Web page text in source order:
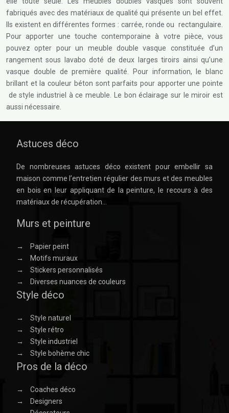
fabriqués avec des matériaux de qualité qui présente un bel effet.
Ils existent en différentes formes : carrée, ronde ou rectangulaire.
Pour apporter une touche contemporaine à votre pièce, vous
pouvez opter pour un meuble double vasque constituée d’un
rangement sous lavabo doté de deux larges tiroirs ainsi qu’une
vasque double de première qualité. Pour information, le blanc
brillant et la couleur béton sont parfaits pour apporter une pointe
de style industriel à ce meuble. Le bon éclairage sur le miroir est
aussi nécessaire.
Astuces déco
De nombreuses astuces déco existent pour embellir sa
maison comme l’entretien régulier des murs et des meubles
en bois en leur appliquant de la peinture, le recours à des
matériaux de récupération…
Murs et peinture
→
Papier peint
→
Motifs muraux
→
Stickers personnalisés
→
Diverses nuances de couleurs
Style déco
→
Style naturel
→
Style rétro
→
Style industriel
→
Style bohème chic
Pros de la déco
→
Coaches déco
→
Designers